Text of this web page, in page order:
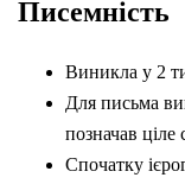
Писемність
Виникла у 2
Для письма
позначав ціле
Спочатку